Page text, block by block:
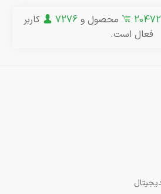
20472 محصول و7276
کاربر
فعال است.